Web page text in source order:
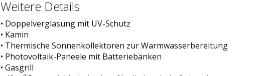
Weitere Details
• Doppelverglasung mit UV-Schutz
• Kamin
• Thermische Sonnenkollektoren zur Warmwasserbereitung
• Photovoltaik-Paneele mit Batteriebänken
• Gasgrill